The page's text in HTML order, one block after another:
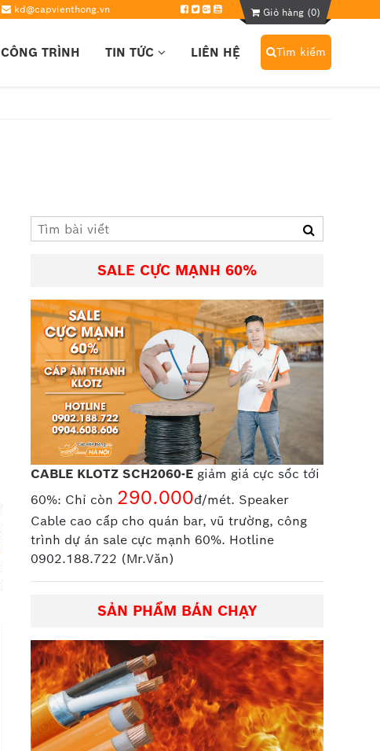
kd@capvienthong.vn Giỏ hàng (0)
CÔNG TRÌNH TIN TỨC LIÊN HỆ Tìm kiếm
SALE CỰC MẠNH 60%
CABLE KLOTZ SCH2060-Egiảm giá cực sốc tới
60%: Chỉ còn 290.000đ/mét. Speaker
Cable cao cấpcho quán bar, vũ trường, công
trình dự án sale cực mạnh 60%. Hotline
0902.188.722 (Mr.Văn)
SẢN PHẨM BÁN CHẠY